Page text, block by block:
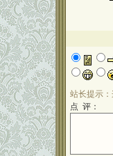
站长提示：
点 评：